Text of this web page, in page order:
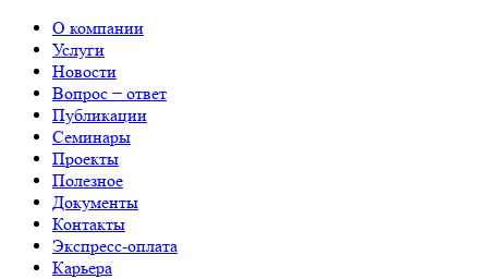
О компании
Услуги
Новости
Вопрос − ответ
Публикации
Семинары
Проекты
Полезное
Документы
Контакты
Экспресс-оплата
Карьера